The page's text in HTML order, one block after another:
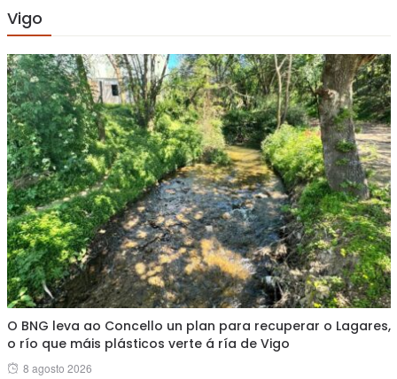
Vigo
O BNG leva ao Concello un plan para recuperar o Lagares,
o río que máis plásticos verte á ría de Vigo
Posted
8 agosto 2026